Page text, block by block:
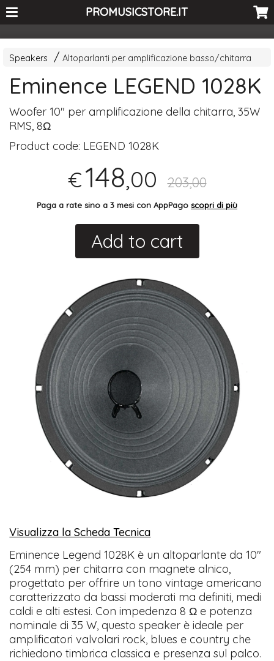
<-- Curio's GSC -->PROMUSICSTORE.IT
Speakers Altoparlanti per amplificazione basso/chitarra
Eminence LEGEND 1028K
Woofer 10" per amplificazione della chitarra, 35W
RMS, 8Ω
Product code: LEGEND 1028K
€148,00 203,00
Paga a rate sino a 3 mesi con AppPago scopri di più
Add to cart
Visualizza la Scheda Tecnica
Eminence Legend 1028K è un altoparlante da 10″
(254 mm) per chitarra con magnete alnico,
progettato per offrire un tono vintage americano
caratterizzato da bassi moderati ma definiti, medi
caldi e alti estesi. Con impedenza 8 Ω e potenza
nominale di 35 W, questo speaker è ideale per
amplificatori valvolari rock, blues e country che
richiedono timbrica classica e presenza sul palco.